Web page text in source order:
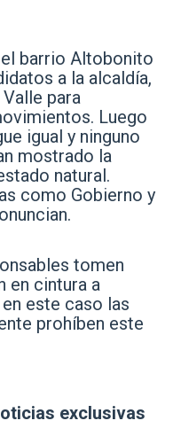
barrio Altobonito
a la alcaldía,
para
Luego
igual y ninguno
mostrado la
natural.
como Gobierno y
tomen
en cintura a
este caso las
prohíben este
exclusivas